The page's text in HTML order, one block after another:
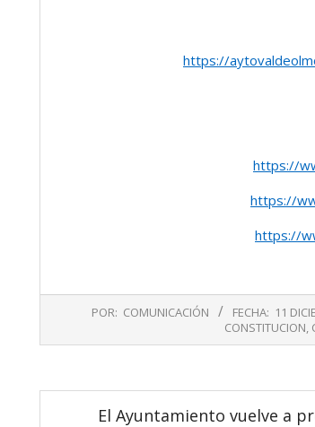
https://
https://
https://
https://
11
POR: COMUNICACIÓN FECHA: 11
CONSTITUCION,
El Ayuntamiento vuelve a